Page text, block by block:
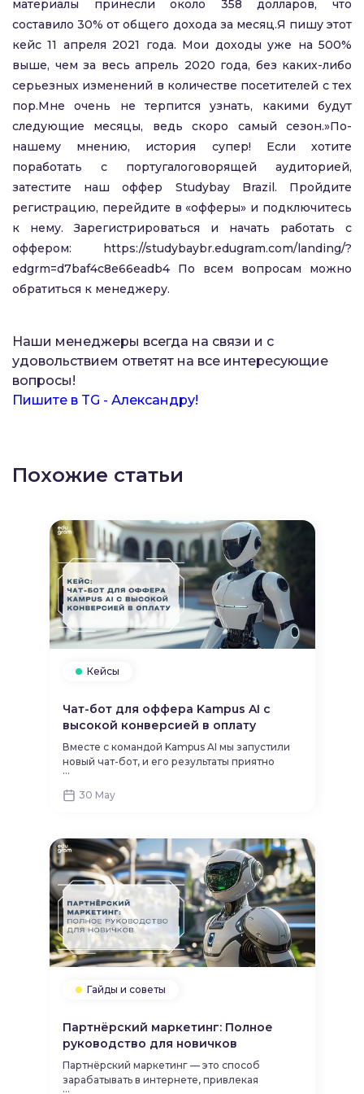
материалы принесли около 358 долларов, что
составило 30% от общего дохода за месяц.Я пишу этот
кейс 11 апреля 2021 года. Мои доходы уже на 500%
выше, чем за весь апрель 2020 года, без каких-либо
серьезных изменений в количестве посетителей с тех
пор.Мне очень не терпится узнать, какими будут
следующие месяцы, ведь скоро самый сезон.»По-
нашему мнению, история супер! Если хотите
поработать с португалоговорящей аудиторией,
затестите наш оффер Studybay Brazil. Пройдите
регистрацию, перейдите в «офферы» и подключитесь
к нему. Зарегистрироваться и начать работать с
оффером: https://studybaybr.edugram.com/landing/?
edgrm=d7baf4c8e66eadb4 По всем вопросам можно
обратиться к менеджеру.
Наши менеджеры всегда на связи и с
удовольствием ответят на все интересующие
вопросы!
Пишите в TG - Александру!
Похожие статьи
Кейсы
Чат-бот для оффера Kampus AI с
высокой конверсией в оплату
Вместе с командой Kampus AI мы запустили
новый чат-бот, и его результаты приятно
удивили даже нас. Делимся цифрами и
краткими выводами после 2-недельного
теста.
...
30 May
Гайды и советы
Партнёрский маркетинг: Полное
руководство для новичков
Партнёрский маркетинг — это способ
зарабатывать в интернете, привлекая
...